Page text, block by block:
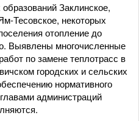
Заклинское,
Тесовское, некоторых
отопление до
Выявлены многочисленные
по замене теплотрасс в
городских и сельских
нормативного
администраций